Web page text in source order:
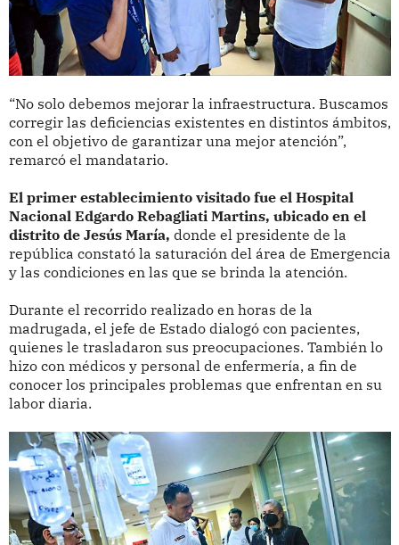
“No solo debemos mejorar la infraestructura. Buscamos
corregir las deficiencias existentes en distintos ámbitos,
con el objetivo de garantizar una mejor atención”,
remarcó el mandatario.
El primer establecimiento visitado fue el Hospital
Nacional Edgardo Rebagliati Martins, ubicado en el
distrito de Jesús María, donde el presidente de la
república constató la saturación del área de Emergencia
y las condiciones en las que se brinda la atención.
Durante el recorrido realizado en horas de la
madrugada, el jefe de Estado dialogó con pacientes,
quienes le trasladaron sus preocupaciones. También lo
hizo con médicos y personal de enfermería, a fin de
conocer los principales problemas que enfrentan en su
labor diaria.